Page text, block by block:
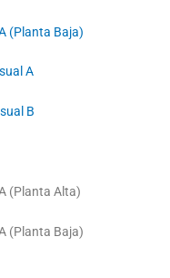
(Planta Baja)
A
B
(Planta Alta)
(Planta Baja)